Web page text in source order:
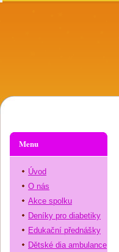
Menu
Úvod
O nás
Akce spolku
Deníky pro diabetiky
Edukační přednášky
Dětské dia ambulance